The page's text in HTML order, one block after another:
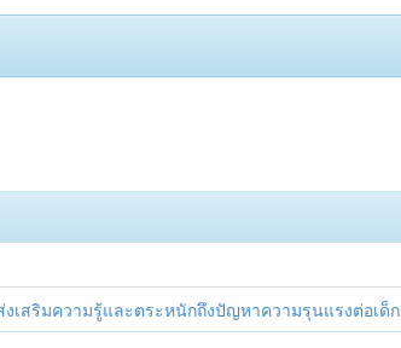
เสริมความรู้และตระหนักถึงปัญหาความรุนแรงต่อเด็ก